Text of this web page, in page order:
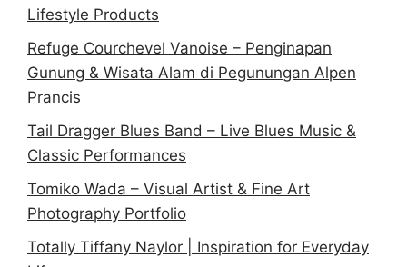
Lifestyle Products
Refuge Courchevel Vanoise – Penginapan
Gunung & Wisata Alam di Pegunungan Alpen
Prancis
Tail Dragger Blues Band – Live Blues Music &
Classic Performances
Tomiko Wada – Visual Artist & Fine Art
Photography Portfolio
Totally Tiffany Naylor | Inspiration for Everyday